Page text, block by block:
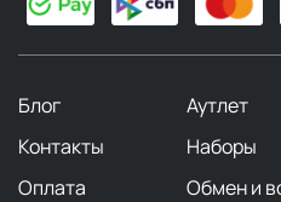
Блог Аутлет
Контакты
Наборы
Оплата
Обмен и